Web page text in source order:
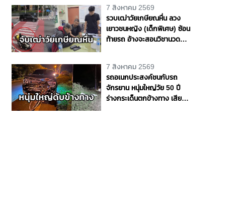
7 สิงหาคม 2569
รวบเฒ่าวัยเกษียณหื่น ลวง
เยาวชนหญิง (เด็กพิเศษ) ซ้อน
ท้ายรถ อ้างจะสอนวิชานวด
7 สิงหาคม 2569
รถอเนกประสงค์ชนกับรถ
จักรยาน หนุ่มใหญ่วัย 50 ปี
ร่างกระเด็นตกข้างทาง เสีย